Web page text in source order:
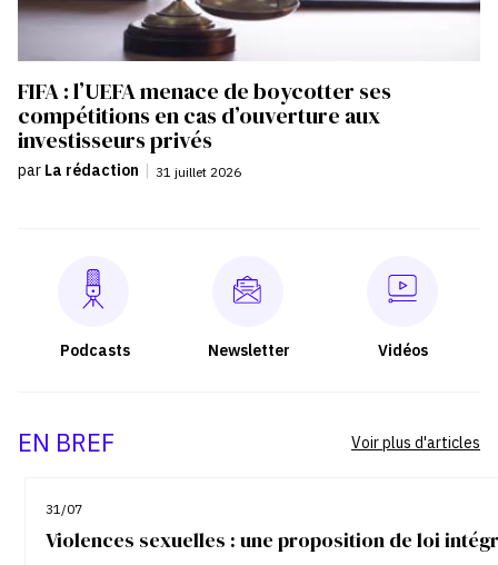
FIFA : l’UEFA menace de boycotter ses
compétitions en cas d’ouverture aux
investisseurs privés
par La rédaction 31 juillet 2026
Podcasts Newsletter Vidéos
EN BREF
31/07
Violences sexuelles : une proposition de loi
Voir plus d'articles